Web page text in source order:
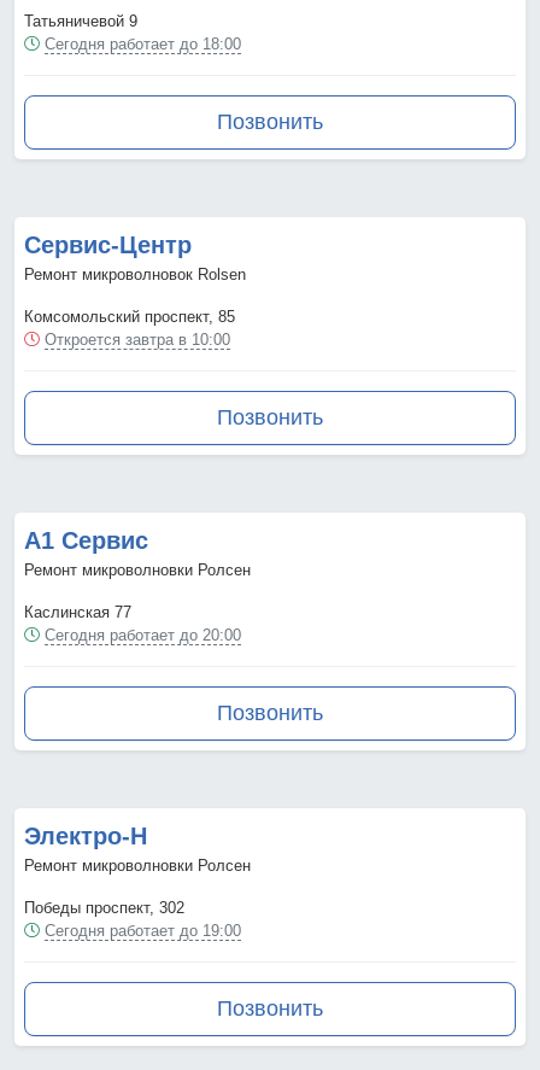
Татьяничевой 9
Сегодня работает до 18:00
Позвонить
Сервис-Центр
Ремонт микроволновок Rolsen
Комсомольский проспект, 85
Откроется завтра в 10:00
Позвонить
А1 Сервис
Ремонт микроволновки Ролсен
Каслинская 77
Сегодня работает до 20:00
Позвонить
Электро-Н
Ремонт микроволновки Ролсен
Победы проспект, 302
Сегодня работает до 19:00
Позвонить